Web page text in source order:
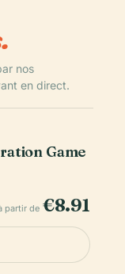
nos
en direct.
Game
partir de €8.91